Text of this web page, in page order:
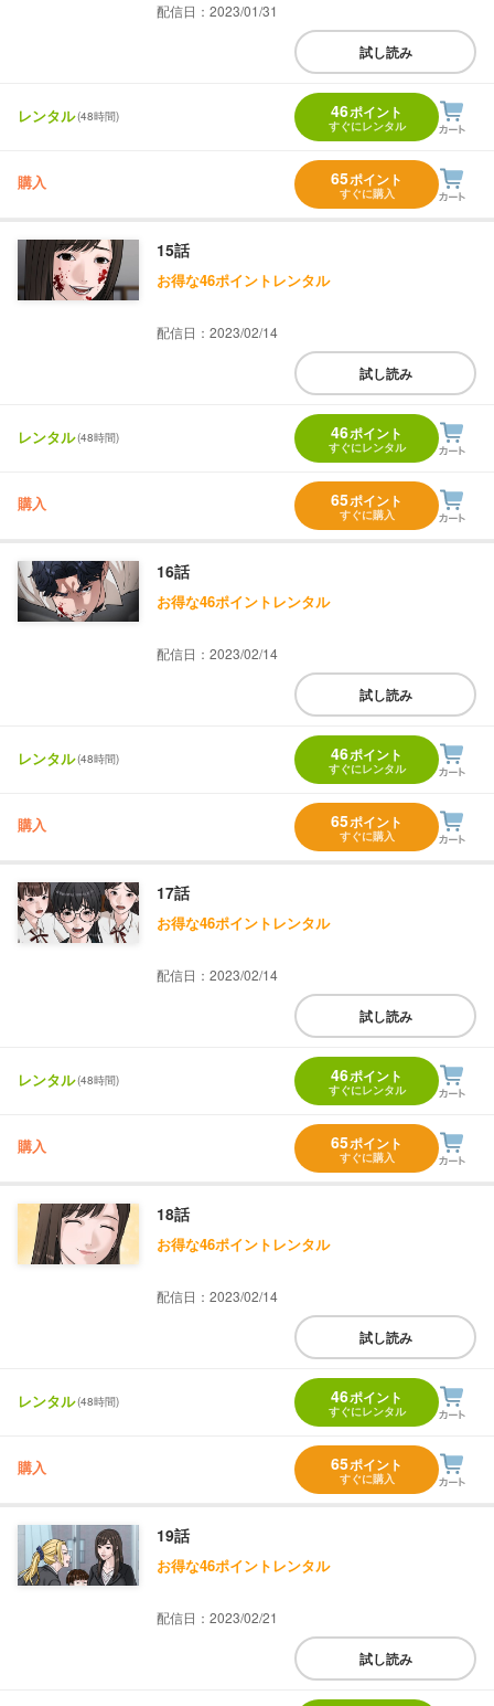
配信日：2023/01/31
試し読み
レンタル(48時間) 46ポイント
すぐにレンタル
購入 65ポイント
すぐに購入
15話
お得な46ポイントレンタル
配信日：2023/02/14
試し読み
レンタル(48時間) 46ポイント
すぐにレンタル
購入 65ポイント
すぐに購入
16話
お得な46ポイントレンタル
配信日：2023/02/14
試し読み
レンタル(48時間) 46ポイント
すぐにレンタル
購入 65ポイント
すぐに購入
17話
お得な46ポイントレンタル
配信日：2023/02/14
試し読み
レンタル(48時間) 46ポイント
すぐにレンタル
購入 65ポイント
すぐに購入
18話
お得な46ポイントレンタル
配信日：2023/02/14
試し読み
レンタル(48時間) 46ポイント
すぐにレンタル
購入 65ポイント
すぐに購入
19話
お得な46ポイントレンタル
配信日：2023/02/21
試し読み